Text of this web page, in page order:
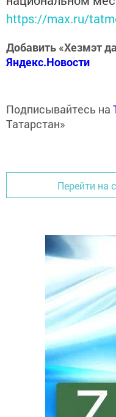
https://max.ru/
Добавить «Хезмэт
Яндекс.Новости
Подписывайтесь на
Татарстан»
Перейти на